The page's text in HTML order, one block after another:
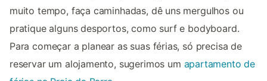
muito tempo, faça caminhadas, dê uns mergulhos ou
pratique alguns desportos, como surf e bodyboard.
Para começar a planear as suas férias, só precisa de
reservar um alojamento, sugerimos um apartamento de